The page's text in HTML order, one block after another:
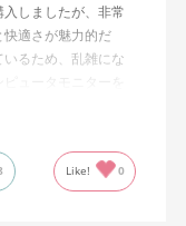
しましたが、非常
適さが魅力的だ
るため、乱雑にな
ュータモニターを
も疲れにくいで
可能で、その柔軟
Like! 0